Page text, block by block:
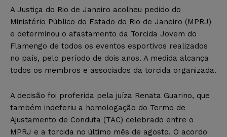
A Justiça do Rio de Janeiro acolheu pedido do
Ministério Público do Estado do Rio de Janeiro (MPRJ)
e determinou o afastamento da Torcida Jovem do
Flamengo de todos os eventos esportivos realizados
no país, pelo período de dois anos. A medida alcança
todos os membros e associados da torcida organizada.
A decisão foi proferida pela juíza Renata Guarino, que
também indeferiu a homologação do Termo de
Ajustamento de Conduta (TAC) celebrado entre o
MPRJ e a torcida no último mês de agosto. O acordo